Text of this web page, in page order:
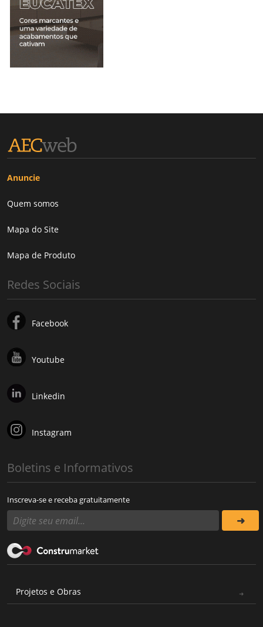
Anuncie
Quem somos
Mapa do Site
Mapa de Produto
Redes Sociais
Facebook
Youtube
Linkedin
Instagram
Boletins e Informativos
Inscreva-se e receba gratuitamente
Projetos e Obras